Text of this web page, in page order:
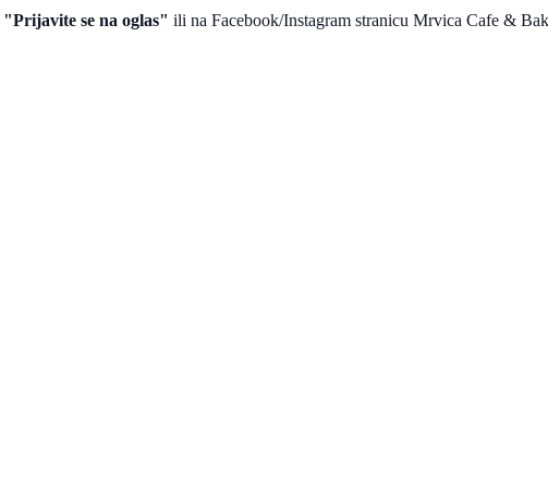
"Prijavite se na oglas" ili na Facebook/Instagram stranicu Mrvica Cafe &